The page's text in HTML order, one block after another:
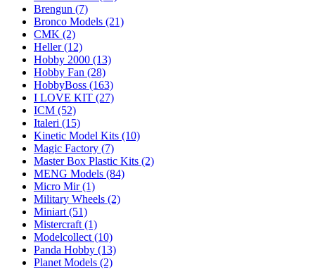
Brengun (7)
Bronco Models (21)
CMK (2)
Heller(12)
Hobby 2000 (13)
Hobby Fan (28)
HobbyBoss (163)
I LOVE KIT (27)
ICM (52)
Italeri (15)
Kinetic Model Kits (10)
Magic Factory (7)
Master Box Plastic Kits (2)
MENG Models (84)
Micro Mir(1)
Military Wheels (2)
Miniart (51)
Mistercraft (1)
Modelcollect (10)
Panda Hobby (13)
Planet Models (2)